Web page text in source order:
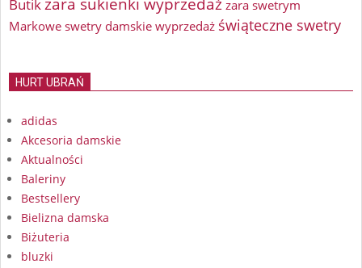
Butik
zara swetrym
Markowe swetry damskie wyprzedaż świąteczne swetry
HURT UBRAŃ
adidas
Akcesoria damskie
Aktualności
Baleriny
Bestsellery
Bielizna damska
Biżuteria
bluzki